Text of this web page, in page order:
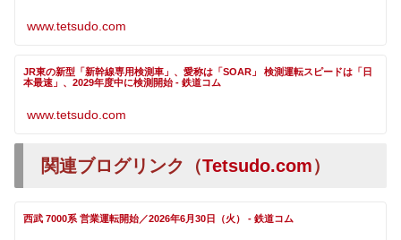
www.tetsudo.com
JR東の新型「新幹線専用検測車」、愛称は「SOAR」 検測運転スピードは「日
本最速」、2029年度中に検測開始 - 鉄道コム
www.tetsudo.com
関連ブログリンク（Tetsudo.com）
西武 7000系 営業運転開始／2026年6月30日（火） - 鉄道コム